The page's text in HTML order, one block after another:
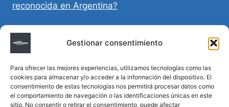
Gestionar consentimiento
Para ofrecer las mejores experiencias, utilizamos tecnologías como las
cookies para almacenar y/o acceder a la información del dispositivo. El
consentimiento de estas tecnologías nos permitirá procesar datos como
el comportamiento de navegación o las identificaciones únicas en este
sitio. No consentir o retirar el consentimiento, puede afectar
reconocida en Argentina?
Directivas Médicas Anticipadas en Córdoba:
requisitos, registro y validez legal
Sumar vida a los años: decálogo para un
envejecimiento saludable